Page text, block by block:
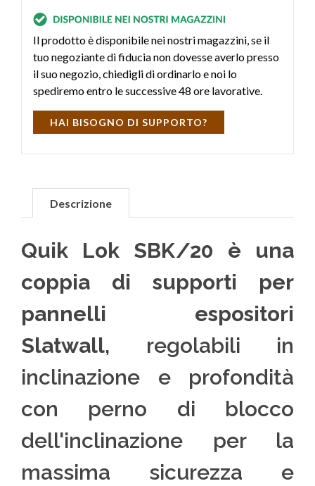
Il prodotto è disponibile nei nostri magazzini, se il
tuo negoziante di fiducia non dovesse averlo presso
il suo negozio, chiedigli di ordinarlo e noi lo
spediremo entro le successive 48 ore lavorative.
HAI BISOGNO DI SUPPORTO?
Descrizione
Quik Lok SBK/20 è una
coppia di supporti per
pannelli espositori
Slatwall, regolabili in
inclinazione e profondità
con perno di blocco
dell'inclinazione per la
massima sicurezza e